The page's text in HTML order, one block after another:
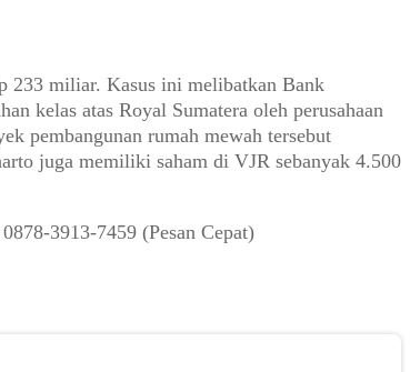
233 miliar. Kasus ini melibatkan Bank
kelas atas Royal Sumatera oleh perusahaan
pembangunan rumah mewah tersebut
juga memiliki saham di VJR sebanyak 4.500
3913-7459 (Pesan Cepat)